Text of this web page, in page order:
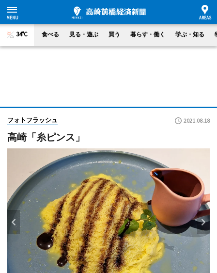
34°C 食べる 見る・遊ぶ 買う 暮らす・働く 学ぶ・知る
フォトフラッシュ 2021.08.18
高崎「糸ピンス」